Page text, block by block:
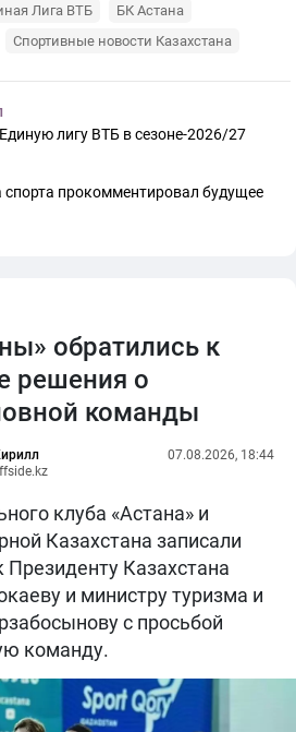
Лига ВТБ
БК Астана
Спортивные новости Казахстана
лигу ВТБ в сезоне-2026/27
спорта прокомментировал будущее
обратились к
решения о
команды
07.08.2026, 18:44
клуба «Астана» и
Казахстана записали
Президенту Казахстана
и министру туризма и
с просьбой
команду.